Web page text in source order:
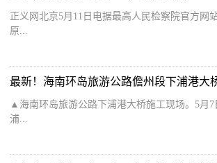
正义网北京5月11日电据最高人民检察院官方网
原...
最新！海南环岛旅游公路儋州段下浦港大
▲海南环岛旅游公路下浦港大桥施工现场。5月7
浦...